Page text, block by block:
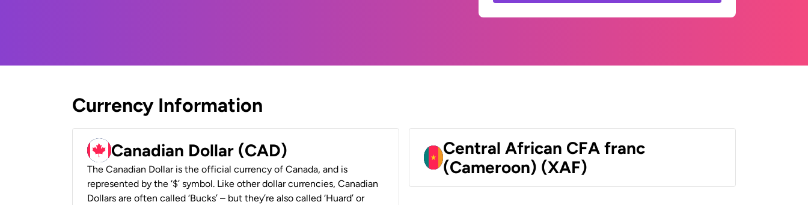
Currency Information
Canadian Dollar (CAD)
The Canadian Dollar is the official currency of Canada, and is
represented by the ‘$’ symbol. Like other dollar currencies, Canadian
Dollars are often called ‘Bucks’ – but they’re also called ‘Huard’ or
Central African CFA franc
(Cameroon) (XAF)